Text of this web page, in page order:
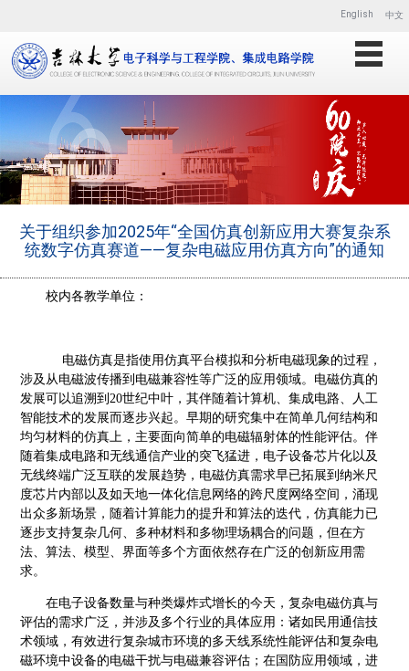
English 中文
关于组织参加2025年“全国仿真创新应用大赛复杂系
统数字仿真赛道——复杂电磁应用仿真方向”的通知
校内各教学单位：
电磁仿真是指使用仿真平台模拟和分析电磁现象的过程，
涉及从电磁波传播到电磁兼容性等广泛的应用领域。电磁仿真的
发展可以追溯到 20世纪中叶，其伴随着计算机、集成电路、人工
智能技术的发展而逐步兴起。早期的研究集中在简单几何结构和
均匀材料的仿真上，主要面向简单的电磁辐射体的性能评估。伴
随着集成电路和无线通信产业的突飞猛进，电子设备芯片化以及
无线终端广泛互联的发展趋势，电磁仿真需求早已拓展到纳米尺
度芯片内部以及如天地一体化信息网络的跨尺度网络空间，涌现
出众多新场景，随着计算能力的提升和算法的迭代，仿真能力已
逐步支持复杂 几何、多种材料和多物理场耦合的问题，但在方
法、算法、模型、界面等多个方面依然存在广泛的创新应用需
求。
在电子设备数量与种类爆炸式增长的今天，复杂电磁仿真与
评估的需求广泛，并涉及多个行业的具体应用：诸如民用通信技
术领域，有效进行复杂城市环境的多天线系统性能评估和复杂电
磁环境中设备的电磁干扰与电磁兼容评估；在国防应用领域，进